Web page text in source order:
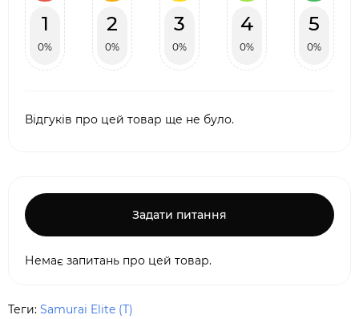
1
0%
2
0%
3
0%
4
0%
5
0%
Відгуків про цей товар ще не було.
Задати питання
Немає запитань про цей товар.
Теги: Samurai Elite (T)